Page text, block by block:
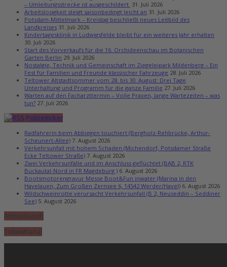
– Umleitungsstrecke ist ausgeschildert 31. Juli 2026
Arbeitslosigkeit steigt saisonbedingt leicht an 31. Juli 2026
Potsdam-Mittelmark – Kreistag beschließt neues Leitbild des
Landkreises 31. Juli 2026
Kindertagesklinik in Ludwigsfelde bleibt für ein weiteres Jahr erhalten
30. Juli 2026
Start des Vorverkaufs für die 16. Orchideenschau im Botanischen
Garten Berlin 29. Juli 2026
Nostalgie, Technik und Gemeinschaft im Ziegeleipark Mildenberg – Ein
Fest für Familien und Freunde klassischer Fahrzeuge 28. Juli 2026
Teltower Altstadtsommer vom 28. bis 30. August: Drei Tage
Unterhaltung und Programm für die ganze Familie 27. Juli 2026
Warten auf den Facharzttermin – Volle Praxen, lange Wartezeiten – was
tun? 27. Juli 2026
Polizeiticker
Radfahrerin beim Abbiegen touchiert (Bergholz-Rehbrücke, Arthur-
Scheunert-Allee) 7. August 2026
Verkehrsunfall mit hohem Schaden (Michendorf, Potsdamer Straße
Ecke Teltower Straße) 7. August 2026
Zwei Verkehrsunfälle und im Anschluss geflüchtet (BAB 2, RTK
Buckautal-Nord in FR Magdeburg ) 6. August 2026
Bootsmotorengravur Messe Boot&Fun inwater (Marina in den
Havelauen, Zum Großen Zernsee 6, 14542 Werder/Havel) 6. August 2026
Wildschweinrotte verursacht Verkehrsunfall (B 2, Neuseddin – Seddiner
See) 5. August 2026
Amtsplausch
TeltowKanal